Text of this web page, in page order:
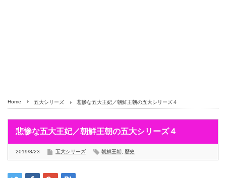
Home 五大シリーズ 悲惨な五大王妃／朝鮮王朝の五大シリーズ４
悲惨な五大王妃／朝鮮王朝の五大シリーズ４
2019/8/23 五大シリーズ 朝鮮王朝 歴史